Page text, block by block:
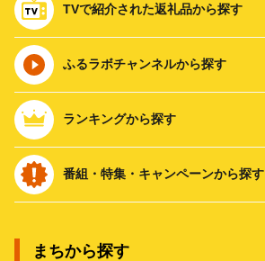
TVで紹介された返礼品から探す
ふるラボチャンネルから探す
ランキングから探す
番組・特集・キャンペーンから探す
まちから探す